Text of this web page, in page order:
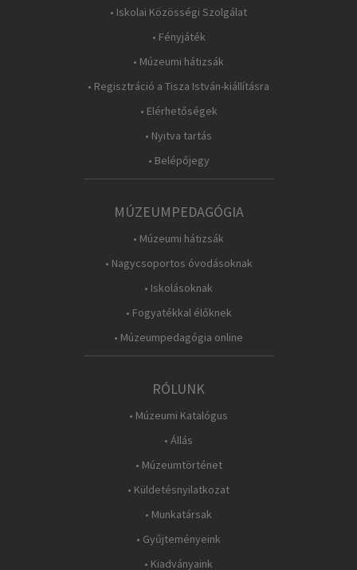
• Iskolai Közösségi Szolgálat
• Fényjáték
• Múzeumi hátizsák
• Regisztráció a Tisza István-kiállításra
• Elérhetőségek
• Nyitva tartás
• Belépőjegy
MÚZEUMPEDAGÓGIA
• Múzeumi hátizsák
• Nagycsoportos óvodásoknak
• Iskolásoknak
• Fogyatékkal élőknek
• Múzeumpedagógia online
RÓLUNK
• Múzeumi Katalógus
• Állás
• Múzeumtörténet
• Küldetésnyilatkozat
• Munkatársak
• Gyűjteményeink
• Kiadványaink